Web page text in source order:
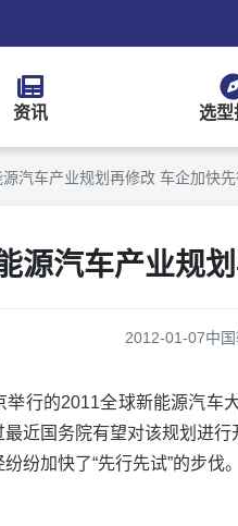
资讯 选型
源汽车产业规划再修改 车企加快
源汽车产业规
2012-01-07中
的2011全球新能源汽车大
近国务院有望对该规划进
纷加快了“先行先试”的步伐。